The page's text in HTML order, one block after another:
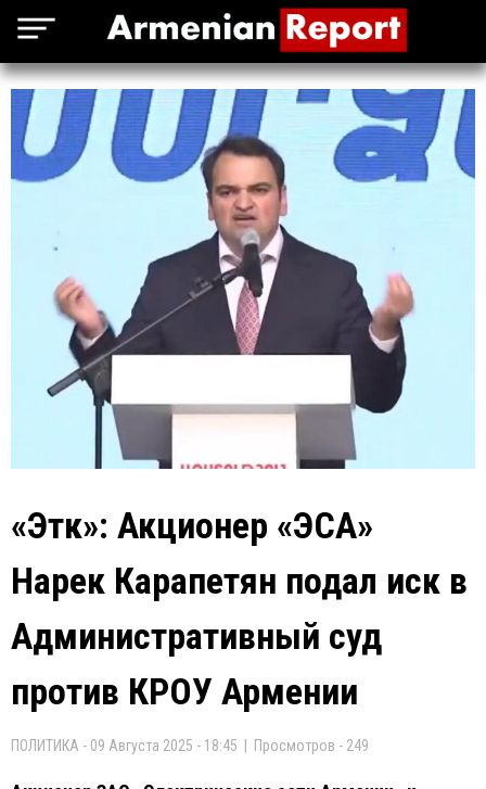
«Этк»: Акционер «ЭСА»
Нарек Карапетян подал иск в
Административный суд
против КРОУ Армении
ПОЛИТИКА - 09 Августа 2025 - 18:45 | Просмотров - 249